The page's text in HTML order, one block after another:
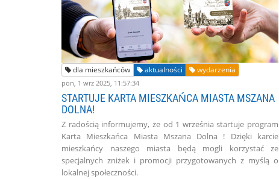
dla mieszkańców aktualności wydarzenia
pon, 1 wrz 2025, 11:57:34
STARTUJE KARTA MIESZKAŃCA MIASTA MSZANA
DOLNA!
Z radością informujemy, że od 1 września startuje program
Karta Mieszkańca Miasta Mszana Dolna ! Dzięki karcie
mieszkańcy naszego miasta będą mogli korzystać ze
specjalnych zniżek i promocji przygotowanych z myślą o
lokalnej społeczności.